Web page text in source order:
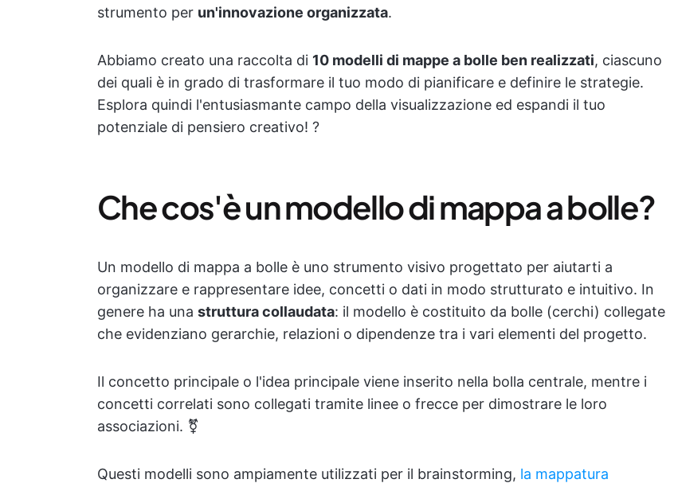
strumento per un'innovazione organizzata.
Abbiamo creato una raccolta di 10 modelli di mappe a bolle ben realizzati, ciascuno
dei quali è in grado di trasformare il tuo modo di pianificare e definire le strategie.
Esplora quindi l'entusiasmante campo della visualizzazione ed espandi il tuo
potenziale di pensiero creativo! ?
Che cos'è un modello di mappa a bolle?
Un modello di mappa a bolle è uno strumento visivo progettato per aiutarti a
organizzare e rappresentare idee, concetti o dati in modo strutturato e intuitivo. In
genere ha una struttura collaudata: il modello è costituito da bolle (cerchi) collegate
che evidenziano gerarchie, relazioni o dipendenze tra i vari elementi del progetto.
Il concetto principale o l'idea principale viene inserito nella bolla centrale, mentre i
concetti correlati sono collegati tramite linee o frecce per dimostrare le loro
associazioni. ⚧️
Questi modelli sono ampiamente utilizzati per il brainstorming, la mappatura